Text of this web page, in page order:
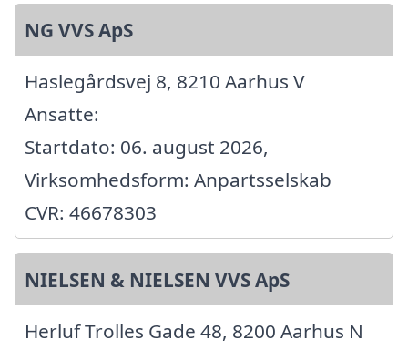
NG VVS ApS
Haslegårdsvej 8, 8210 Aarhus V
Ansatte:
Startdato: 06. august 2026,
Virksomhedsform: Anpartsselskab
CVR: 46678303
NIELSEN & NIELSEN VVS ApS
Herluf Trolles Gade 48, 8200 Aarhus N